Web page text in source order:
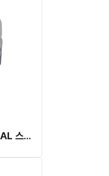
노리타케 CZR EXTERNAL 스테인